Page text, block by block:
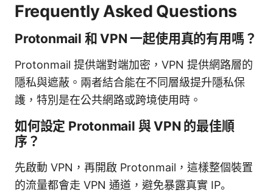
Frequently Asked Questions
Protonmail 和 VPN 一起使用真的有用嗎？
Protonmail 提供端對端加密，VPN 提供網路層的
隱私與遮蔽。兩者結合能在不同層級提升隱私保
護，特別是在公共網路或跨境使用時。
如何設定 Protonmail 與 VPN 的最佳順
序？
先啟動 VPN，再開啟 Protonmail，這樣整個裝置
的流量都會走 VPN 通道，避免暴露真實 IP。